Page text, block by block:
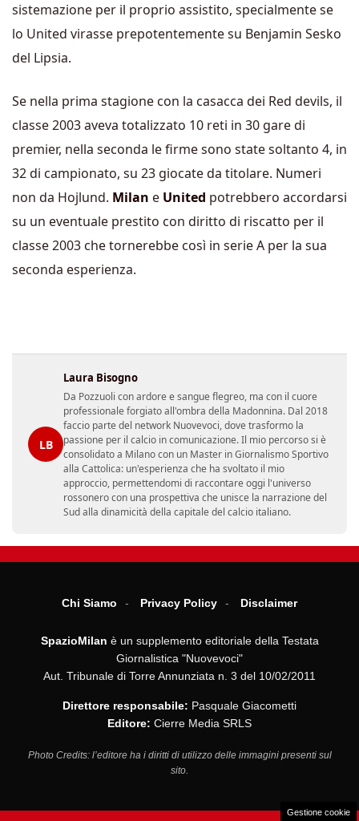
sistemazione per il proprio assistito, specialmente se
lo United virasse prepotentemente su Benjamin Sesko
del Lipsia.
Se nella prima stagione con la casacca dei Red devils, il
classe 2003 aveva totalizzato 10 reti in 30 gare di
premier, nella seconda le firme sono state soltanto 4, in
32 di campionato, su 23 giocate da titolare. Numeri
non da Hojlund. Milan e United potrebbero accordarsi
su un eventuale prestito con diritto di riscatto per il
classe 2003 che tornerebbe così in serie A per la sua
seconda esperienza.
LB
Laura Bisogno
Da Pozzuoli con ardore e sangue flegreo, ma con il cuore
professionale forgiato all'ombra della Madonnina. Dal 2018
faccio parte del network Nuovevoci, dove trasformo la
passione per il calcio in comunicazione. Il mio percorso si è
consolidato a Milano con un Master in Giornalismo Sportivo
alla Cattolica: un'esperienza che ha svoltato il mio
approccio, permettendomi di raccontare oggi l'universo
rossonero con una prospettiva che unisce la narrazione del
Sud alla dinamicità della capitale del calcio italiano.
Chi Siamo Privacy Policy Disclaimer
SpazioMilan è un supplemento editoriale della Testata
Giornalistica "Nuovevoci"
Aut. Tribunale di Torre Annunziata n. 3 del 10/02/2011
Direttore responsabile: Pasquale Giacometti
Editore: Cierre Media SRLS
Photo Credits: l’editore ha i diritti di utilizzo delle immagini presenti sul
sito.
Gestione cookie